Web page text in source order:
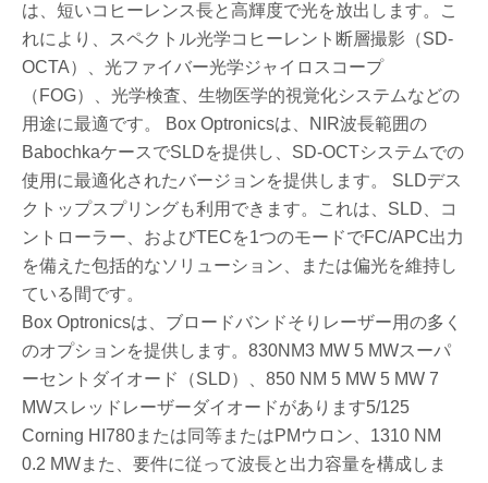
は、短いコヒーレンス長と高輝度で光を放出します。こ
れにより、スペクトル光学コヒーレント断層撮影（SD-
OCTA）、光ファイバー光学ジャイロスコープ
（FOG）、光学検査、生物医学的視覚化システムなどの
用途に最適です。 Box Optronicsは、NIR波長範囲の
BabochkaケースでSLDを提供し、SD-OCTシステムでの
使用に最適化されたバージョンを提供します。 SLDデス
クトップスプリングも利用できます。これは、SLD、コ
ントローラー、およびTECを1つのモードでFC/APC出力
を備えた包括的なソリューション、または偏光を維持し
ている間です。
Box Optronicsは、ブロードバンドそりレーザー用の多く
のオプションを提供します。830NM3 MW 5 MWスーパ
ーセントダイオード（SLD）、850 NM 5 MW 5 MW 7
MWスレッドレーザーダイオードがあります5/125
Corning HI780または同等またはPMウロン、1310 NM
0.2 MWまた、要件に従って波長と出力容量を構成しま